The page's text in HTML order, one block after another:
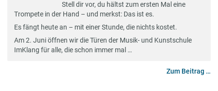
Stell dir vor, du hältst zum ersten Mal eine
Trompete in der Hand – und merkst: Das ist es.
Es fängt heute an – mit einer Stunde, die nichts kostet.
Am 2. Juni öffnen wir die Türen der Musik- und Kunstschule
ImKlang für alle, die schon immer mal …
Zum Beitrag …